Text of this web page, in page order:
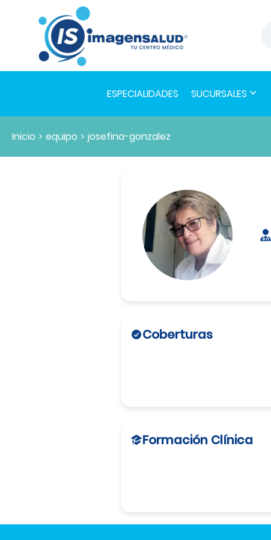
ESPECIALIDADES SUCURSALES
Inicio > equipo > josefina-gonzalez
Coberturas
Formación Clínica